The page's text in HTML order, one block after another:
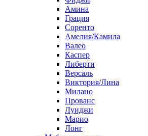
Амина
Грация
Соренто
Амелия/Камила
Валео
Каспер
Либерти
Версаль
Виктория/Лина
Милано
Прованс
Луиджи
Марио
Лонг